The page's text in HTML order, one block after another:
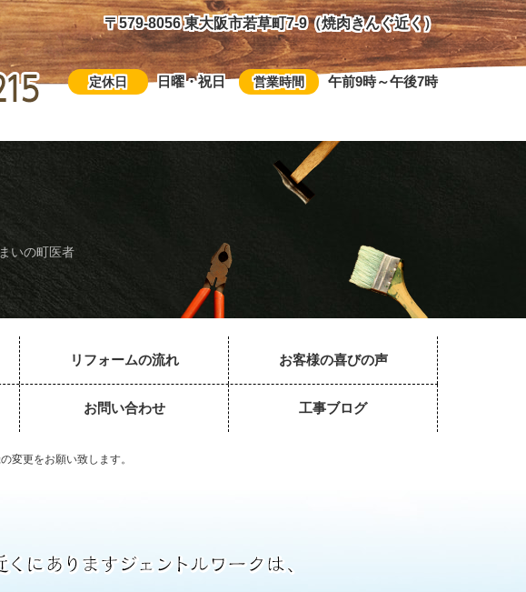
〒579-8056 東大阪市若草町7-9（焼肉きんぐ近く）
営業時間 午前9時～午後7時
定休日 日曜・祝日
いの町医者
リフォームの流れ お客様の喜びの声
お問い合わせ 工事ブログ
変更をお願い致します。